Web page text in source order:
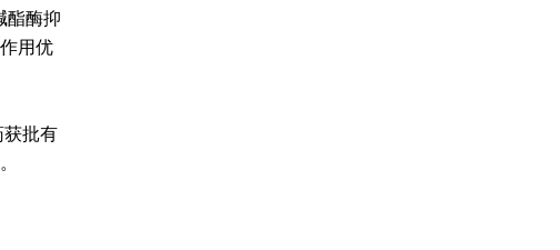
酯酶抑
用优
批有